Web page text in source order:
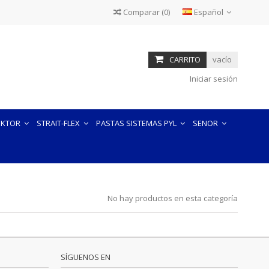
Las Cookies pueden utilizarse para reconocer al usuario,
y de la forma en que utilice su equipo.
READ MORE
Español
Comparar (0)
CARRITO
vacío
Iniciar sesión
STRAIT-FLEX PASTAS SISTEMAS PYL SENOR
No hay productos en esta categoría
SÍGUENOS EN